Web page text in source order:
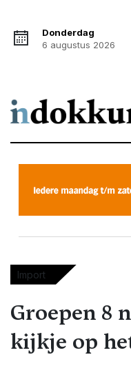
Donderdag
6 augustus 2026
Import
Groepen 8
kijkje op